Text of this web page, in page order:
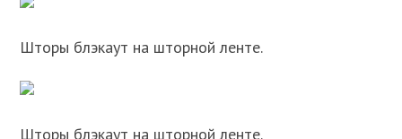
Шторы блэкаут на шторной ленте.
Шторы блэкаут на шторной ленте.